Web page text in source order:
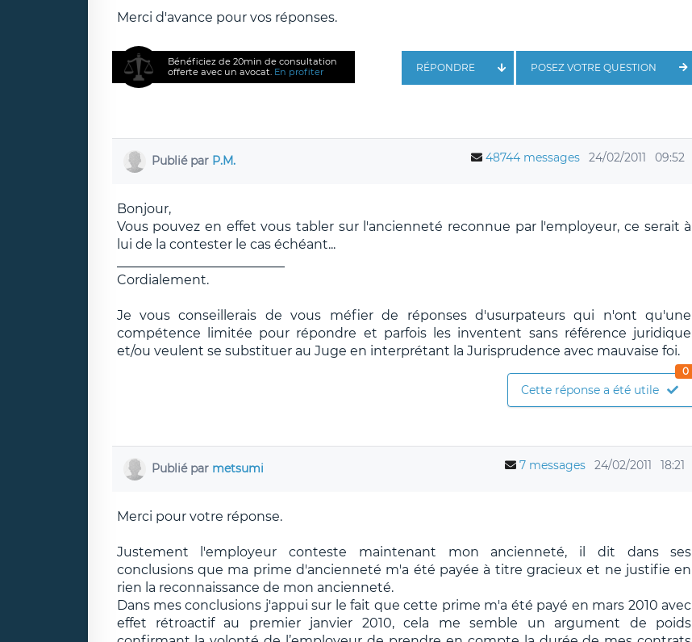
Merci d'avance pour vos réponses.
Bénéficiez de 20min de consultation
offerte avec un avocat. En profiter POSEZ VOTRE QUESTION
RÉPONDRE
Publié par P.M. 48744 messages 24/02/2011 09:52
Bonjour,
Vous pouvez en effet vous tabler sur l'ancienneté reconnue par l'employeur, ce serait à
lui de la contester le cas échéant...
Cordialement.
Je vous conseillerais de vous méfier de réponses d'usurpateurs qui n'ont qu'une
compétence limitée pour répondre et parfois les inventent sans référence juridique
et/ou veulent se substituer au Juge en interprétant la Jurisprudence avec mauvaise foi.
Cette réponse a été utile
0
Publié par metsumi 7 messages 24/02/2011 18:21
Merci pour votre réponse.
Justement l'employeur conteste maintenant mon ancienneté, il dit dans ses
conclusions que ma prime d'ancienneté m'a été payée à titre gracieux et ne justifie en
rien la reconnaissance de mon ancienneté.
Dans mes conclusions j'appui sur le fait que cette prime m'a été payé en mars 2010 avec
effet rétroactif au premier janvier 2010, cela me semble un argument de poids